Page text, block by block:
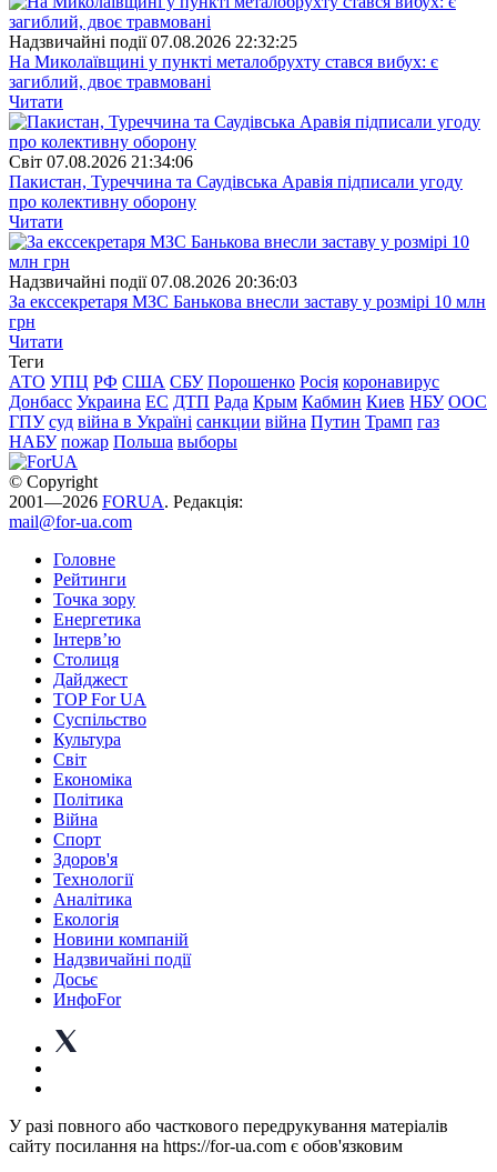
Надзвичайні події 07.08.2026 22:32:25
На Миколаївщині у пункті металобрухту стався вибух: є
загиблий, двоє травмовані
Читати
Свiт 07.08.2026 21:34:06
Пакистан, Туреччина та Саудівська Аравія підписали угоду
про колективну оборону
Читати
Надзвичайні події 07.08.2026 20:36:03
За екссекретаря МЗС Банькова внесли заставу у розмірі 10 млн
грн
Читати
Теги
АТО УПЦ РФ США СБУ Порошенко Росія коронавирус
Донбасс Украина ЕС ДТП Рада Крым Кабмин Киев НБУ ООС
ГПУ суд війна в Україні санкции війна Путин Трамп газ
НАБУ пожар Польша выборы
© Copyright
2001—2026 FORUA. Редакція:
mail@for-ua.com
Головне
Рейтинги
Точка зору
Енергетика
Інтерв’ю
Столиця
Дайджест
TOP For UA
Суспiльство
Культура
Світ
Економіка
Політика
Війна
Спорт
Здоров'я
Технології
Аналітика
Екологія
Новини компаній
Надзвичайні події
Досьє
ИнфоFor
У разі повного або часткового передрукування матеріалів
сайту посилання на https://for-ua.com є обов'язковим